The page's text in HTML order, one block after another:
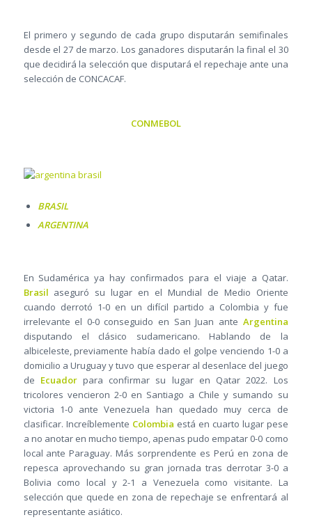
El primero y segundo de cada grupo disputarán semifinales
desde el 27 de marzo. Los ganadores disputarán la final el 30
que decidirá la selección que disputará el repechaje ante una
selección de CONCACAF.
CONMEBOL
BRASIL
ARGENTINA
En Sudamérica ya hay confirmados para el viaje a Qatar.
Brasil aseguró su lugar en el Mundial de Medio Oriente
cuando derrotó 1-0 en un difícil partido a Colombia y fue
irrelevante el 0-0 conseguido en San Juan ante Argentina
disputando el clásico sudamericano. Hablando de la
albiceleste, previamente había dado el golpe venciendo 1-0 a
domicilio a Uruguay y tuvo que esperar al desenlace del juego
de Ecuadorpara confirmar su lugar en Qatar 2022. Los
tricolores vencieron 2-0 en Santiago a Chile y sumando su
victoria 1-0 ante Venezuela han quedado muy cerca de
clasificar. Increíblemente Colombia está en cuarto lugar pese
a no anotar en mucho tiempo, apenas pudo empatar 0-0 como
local ante Paraguay. Más sorprendente es Perú en zona de
repesca aprovechando su gran jornada tras derrotar 3-0 a
Bolivia como local y 2-1 a Venezuela como visitante. La
selección que quede en zona de repechaje se enfrentará al
representante asiático.